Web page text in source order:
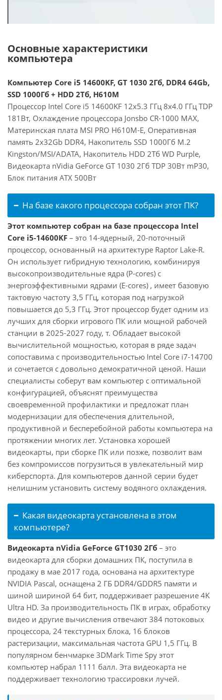
Основные характеристики
компьютера
Компьютер Core i5 14600KF, GT 1030 2Гб, DDR4 64Gb,
SSD 1000Гб + HDD 2Тб, H610M
Процессор Intel Core i5 14600KF 12x5.3 ГГц 8x4.0 ГГц TDP
181Вт, Охлаждение процессора Jonsbo CR-1000 MAX,
Материнская плата MSI PRO H610M-E, Оперативная
память 2x32Gb DDR4, Накопитель SSD 1000Гб M.2
Kingston/MSI/ADATA, Накопитель HDD 2Тб WD Purple,
Видеокарта nVidia GeForce GT 1030 2Гб TDP 30Вт mP30,
Блок питания ATX 500Вт
На базе какого процессора собран этот ПК?
Этот компьютер собран на базе процессора Intel
Core i5-14600KF – это 14-ядерный, 20-поточный
процессор, основанный на архитектуре Raptor Lake-R.
Он использует гибридную технологию, комбинируя
высокопроизводительные ядра (P-cores) с
энергоэффективными ядрами (E-cores) , имеет базовую
тактовую частоту 3,5 ГГц, которая под нагрузкой
повышается до 5,3 ГГц. Этот процессор будет одним из
лучших для сборки игрового ПК или мощной рабочей
станции в 2025-2027 году, т. Обладает высокой
вычислительной мощностью, которая в ряде задач
сопоставима с производительностью Intel Core i7-14700
и сочетается с довольно демократичной ценой. Наши
специалисты соберут вам компьютер с оптимальной
конфигурацией, объяснят преимущества
своевременной профилактики и предложат план
модернизации для обеспечения длительной,
продуктивной и бесперебойной работы компьютера на
протяжении многих лет. Установка хорошей
видеокарты, при сборке ПК или позже, позволит вам
без компромиссов погрузиться в увлекательный мир
киберспорта. Для компьютеров данной серии будет
нелишним установить систему водяного охлаждения.
Какая видеокарта установлена в этом
компьютере?
Видеокарта nVidia GeForce GT1030 2Гб – это
видеокарта для сборки домашних ПК, поступила в
продажу в мае 2017 года, основана на архитектуре
NVIDIA Pascal, оснащена 2 ГБ DDR4/GDDR5 памяти и
шиной шириной 64 бит, поддерживает разрешение 4K
Ultra HD. За производительность ПК в играх, обработку
видео и другие вычисления отвечают 384 потоковых
процессора, 24 текстурных блока, 16 блоков
растеризации, максимальная частота GPU 1,5 ГГц. В
популярном бенчмарке 3DMark Time Spy этот
компьютер набрал 1111 балл. Эта видеокарта не
поддерживает технологию трассировки лучей.